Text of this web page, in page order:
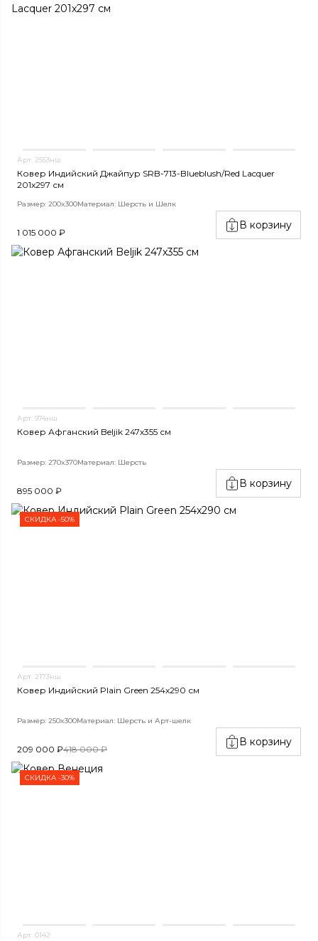
Арт. 2553нш
Ковер Индийский Джайпур SRB-713-Blueblush/Red Lacquer
201x297 см
Размер: 200x300Материал: Шерсть и Шелк
1 015 000 ₽
В корзину
Арт. 974нш
Ковер Афганский Beljik 247x355 см
Размер: 270x370Материал: Шерсть
895 000 ₽
В корзину
СКИДКА -50%
Арт. 2173нш
Ковер Индийский Plain Green 254x290 см
Размер: 250x300Материал: Шерсть и Арт-шелк
209 000 ₽418 000 ₽
В корзину
СКИДКА -30%
Арт. 0142